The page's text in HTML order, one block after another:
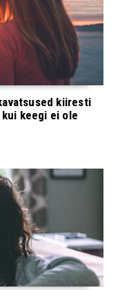
kiiresti
keegi ei ole